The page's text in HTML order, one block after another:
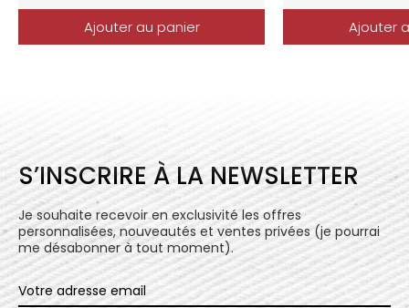
Ajouter au panier Ajouter
S’INSCRIRE À LA NEWSLETTER
Je souhaite recevoir en exclusivité les offres
personnalisées, nouveautés et ventes privées (je pourrai
me désabonner à tout moment).